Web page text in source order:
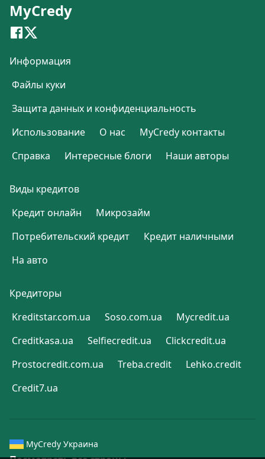
MyCredy
Информация
Файлы куки
Защита данных и конфиденциальность
Использование
О нас
MyCredy контакты
Справка
Интересные блоги Наши авторы
Виды кредитов
Кредит онлайн
Микрозайм
Потребительский кредит
Кредит наличными
На авто
Кредиторы
Kreditstar.com.ua
Soso.com.ua
Mycredit.ua
Creditkasa.ua
Selfiecredit.ua
Clickcredit.ua
Prostocredit.com.ua
Treba.credit
Lehko.credit
Credit7.ua
MyCredy Украина